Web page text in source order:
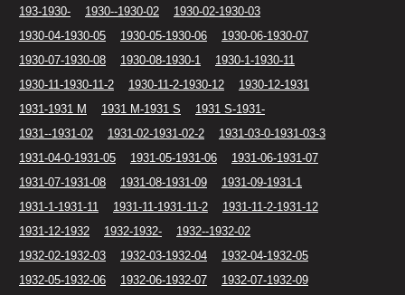
193-1930-
1930--1930-02
1930-02-1930-03
1930-04-1930-05
1930-05-1930-06
1930-06-1930-07
1930-07-1930-08
1930-08-1930-1
1930-1-1930-11
1930-11-1930-11-2
1930-11-2-1930-12
1930-12-1931
1931-1931 M
1931 M-1931 S
1931 S-1931-
1931--1931-02
1931-02-1931-02-2
1931-03-0-1931-03-3
1931-04-0-1931-05
1931-05-1931-06
1931-06-1931-07
1931-07-1931-08
1931-08-1931-09
1931-09-1931-1
1931-1-1931-11
1931-11-1931-11-2
1931-11-2-1931-12
1931-12-1932
1932-1932-
1932--1932-02
1932-02-1932-03
1932-03-1932-04
1932-04-1932-05
1932-05-1932-06
1932-06-1932-07
1932-07-1932-09